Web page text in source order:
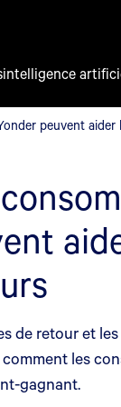
peuvent
intelligence
peuvent
de retour et
les
gagnant.